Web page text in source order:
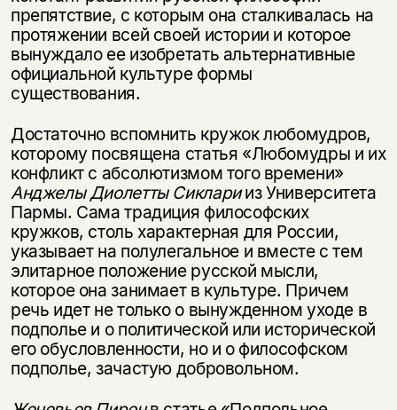
препятствие, с которым она сталкивалась на
протяжении всей своей истории и которое
вынуждало ее изобретать альтернативные
официальной культуре формы
существования.
Достаточно вспомнить кружок любомудров,
которому посвящена статья «Любомудры и их
конфликт с абсолютизмом того времени»
Анджелы Диолетты Сикларииз Университета
Пармы. Сама традиция философских
кружков, столь характерная для России,
указывает на полулегальное и вместе с тем
элитарное положение русской мысли,
которое она занимает в культуре. Причем
речь идет не только о вынужденном уходе в
подполье и о политической или исторической
его обусловленности, но и о философском
подполье, зачастую добровольном.